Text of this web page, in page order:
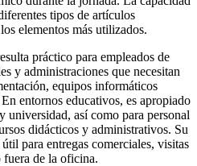
tipos de artículos
elementos más utilizados.
práctico para empleados de
y administraciones que necesitan
equipos informáticos
entornos educativos, es apropiado
universidad, así como para personal
didácticos y administrativos. Su
para entregas comerciales, visitas
fuera de la oficina.